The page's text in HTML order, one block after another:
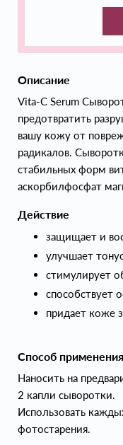
Описание
Vita-C Serum
предотвратить
вашу кожу от
радикалов.
стабильных форм
аскорбилфосфат
Действие
защищает и
улучшает
стимулирует
способствует
придает коже
Способ применения
Наносить на
2 капли сыворотки.
Использовать
фотостарения.